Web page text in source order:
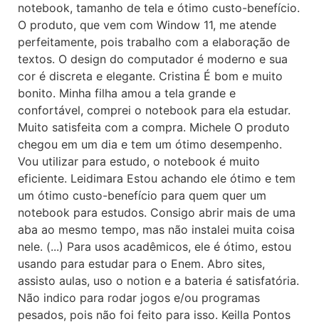
notebook, tamanho de tela e ótimo custo-benefício.
O produto, que vem com Window 11, me atende
perfeitamente, pois trabalho com a elaboração de
textos. O design do computador é moderno e sua
cor é discreta e elegante. Cristina É bom e muito
bonito. Minha filha amou a tela grande e
confortável, comprei o notebook para ela estudar.
Muito satisfeita com a compra. Michele O produto
chegou em um dia e tem um ótimo desempenho.
Vou utilizar para estudo, o notebook é muito
eficiente. Leidimara Estou achando ele ótimo e tem
um ótimo custo-benefício para quem quer um
notebook para estudos. Consigo abrir mais de uma
aba ao mesmo tempo, mas não instalei muita coisa
nele. (...) Para usos acadêmicos, ele é ótimo, estou
usando para estudar para o Enem. Abro sites,
assisto aulas, uso o notion e a bateria é satisfatória.
Não indico para rodar jogos e/ou programas
pesados, pois não foi feito para isso. Keilla Pontos